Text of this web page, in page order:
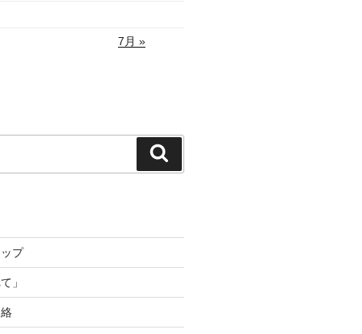
7月 »
索
プ
」